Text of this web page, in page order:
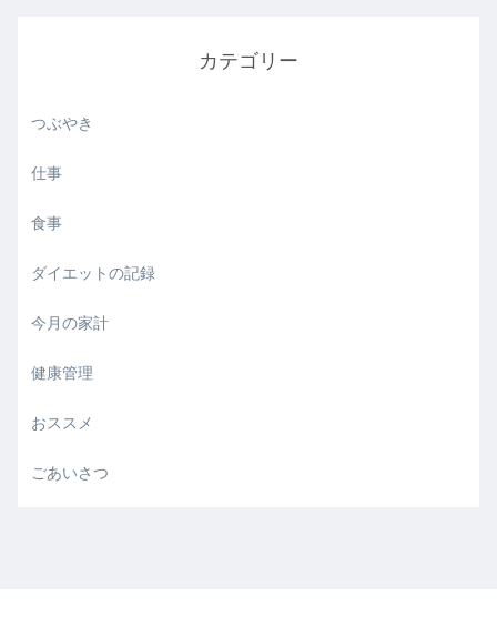
カテゴリー
つぶやき
仕事
食事
ダイエットの記録
今月の家計
健康管理
おススメ
ごあいさつ